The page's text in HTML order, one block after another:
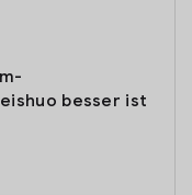
besser ist